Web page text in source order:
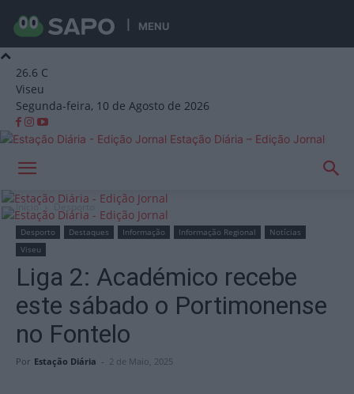
MENU
26.6 C
Viseu
Segunda-feira, 10 de Agosto de 2026
Estação Diária – Edição Jornal
Início Desporto
Desporto Destaques Informação Informação Regional
Notícias
Viseu
Liga 2: Académico recebe
este sábado o Portimonense
no Fontelo
Por Estação Diária - 2 de Maio, 2025